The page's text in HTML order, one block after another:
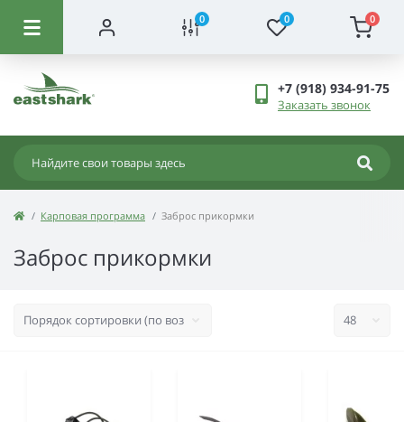
0 0 0
+7 (918) 934-91-75
Заказать звонок
Карповая программа Заброс прикормки
Заброс прикормки